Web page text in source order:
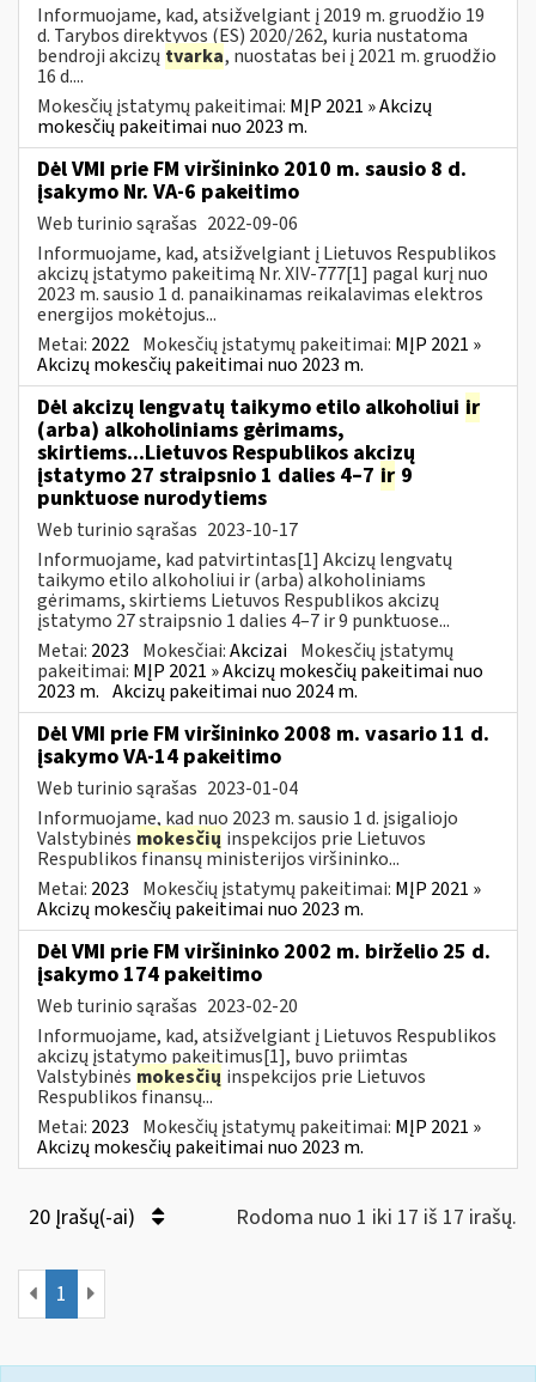
Informuojame, kad, atsižvelgiant į 2019 m. gruodžio 19
d. Tarybos direktyvos (ES) 2020/262, kuria nustatoma
bendroji akcizų tvarka, nuostatas bei į 2021 m. gruodžio
16 d....
Mokesčių įstatymų pakeitimai: MĮP 2021 » Akcizų
mokesčių pakeitimai nuo 2023 m.
Dėl VMI prie FM viršininko 2010 m. sausio 8 d.
įsakymo Nr. VA-6 pakeitimo
Web turinio sąrašas 2022-09-06
Informuojame, kad, atsižvelgiant į Lietuvos Respublikos
akcizų įstatymo pakeitimą Nr. XIV-777[1] pagal kurį nuo
2023 m. sausio 1 d. panaikinamas reikalavimas elektros
energijos mokėtojus...
Metai: 2022 Mokesčių įstatymų pakeitimai: MĮP 2021 »
Akcizų mokesčių pakeitimai nuo 2023 m.
Dėl akcizų lengvatų taikymo etilo alkoholiui ir
(arba) alkoholiniams gėrimams,
skirtiems...Lietuvos Respublikos akcizų
įstatymo 27 straipsnio 1 dalies 4–7 ir 9
punktuose nurodytiems
Web turinio sąrašas 2023-10-17
Informuojame, kad patvirtintas[1] Akcizų lengvatų
taikymo etilo alkoholiui ir (arba) alkoholiniams
gėrimams, skirtiems Lietuvos Respublikos akcizų
įstatymo 27 straipsnio 1 dalies 4–7 ir 9 punktuose...
Metai: 2023 Mokesčiai:Akcizai Mokesčių įstatymų
pakeitimai: MĮP 2021 » Akcizų mokesčių pakeitimai nuo
2023 m. Akcizų pakeitimai nuo 2024 m.
Dėl VMI prie FM viršininko 2008 m. vasario 11 d.
įsakymo VA-14 pakeitimo
Web turinio sąrašas 2023-01-04
Informuojame, kad nuo 2023 m. sausio 1 d. įsigaliojo
Valstybinės mokesčių inspekcijos prie Lietuvos
Respublikos finansų ministerijos viršininko...
Metai: 2023 Mokesčių įstatymų pakeitimai: MĮP 2021 »
Akcizų mokesčių pakeitimai nuo 2023 m.
Dėl VMI prie FM viršininko 2002 m. birželio 25 d.
įsakymo 174 pakeitimo
Web turinio sąrašas 2023-02-20
Informuojame, kad, atsižvelgiant į Lietuvos Respublikos
akcizų įstatymo pakeitimus[1], buvo priimtas
Valstybinės mokesčių inspekcijos prie Lietuvos
Respublikos finansų...
Metai: 2023 Mokesčių įstatymų pakeitimai: MĮP 2021 »
Akcizų mokesčių pakeitimai nuo 2023 m.
20 Įrašų(-ai) Rodoma nuo 1 iki 17 iš 17 irašų.
1